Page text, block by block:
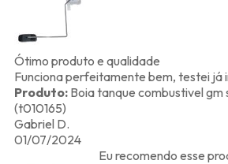
Ótimo produto e qualidade
Funciona perfeitamente bem, testei já
Produto:Boia tanque combustivel gm
(t010165)
Gabriel D.
01/07/2024
Eu recomendo esse